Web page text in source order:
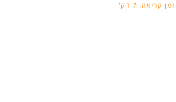
זמן קריאה: 7 דק'